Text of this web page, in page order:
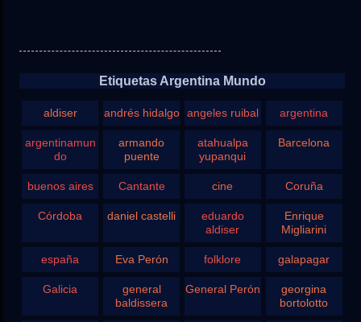
Etiquetas Argentina Mundo
aldiser andrés hidalgo angeles ruibal argentina
argentinamun
do
armando
puente
atahualpa
yupanqui
Barcelona
buenos aires Cantante cine Coruña
Córdoba daniel castelli
eduardo
aldiser
Enrique
Migliarini
españa Eva Perón folklore galapagar
Galicia
general
baldissera
General Perón
georgina
bortolotto